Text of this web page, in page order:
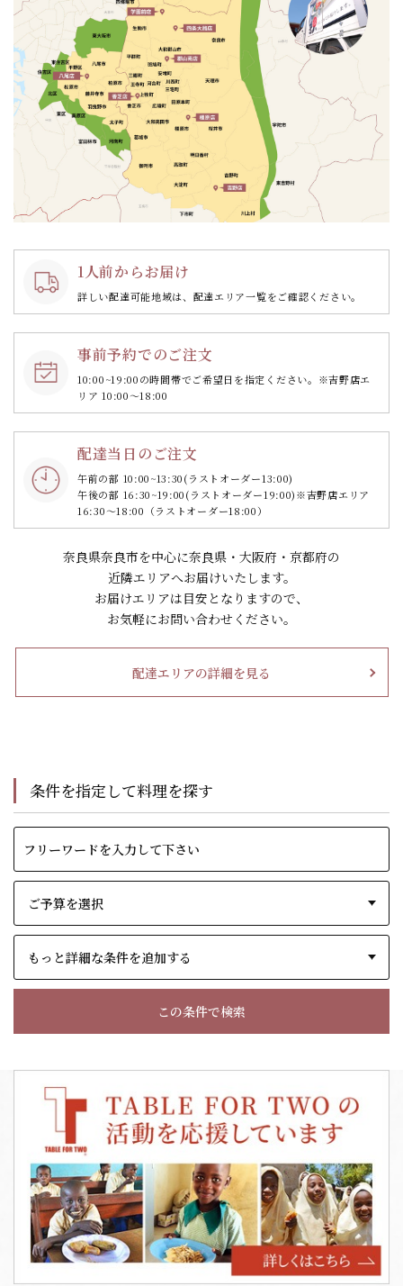
1人前からお届け
詳しい配達可能地域は、配達エリア一覧をご確認ください。
事前予約でのご注文
10:00~19:00の時間帯でご希望日を指定ください。 ※吉野店エ
リア 10:00～18:00
配達当日のご注文
午前の部 10:00~13:30(ラストオーダー13:00)
午後の部 16:30~19:00(ラストオーダー19:00)※吉野店エリア
16:30～18:00（ラストオーダー18:00）
奈良県奈良市を中心に奈良県・大阪府・京都府の
近隣エリアへお届けいたします。
お届けエリアは目安となりますので、
お気軽にお問い合わせください。
配達エリアの詳細を見る
条件を指定して料理を探す
もっと詳細な条件を追加する
この条件で検索